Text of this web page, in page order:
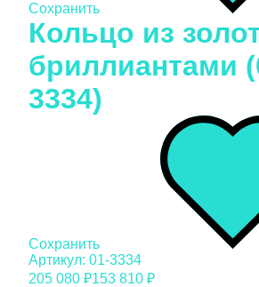
Сохранить
Кольцо из
бриллиантами
3334)
Сохранить
Артикул: 01-3334
205 080 ₽153 810 ₽